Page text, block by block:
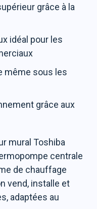
grâce à la
idéal pour les
même sous les
grâce aux
mural Toshiba
centrale
de chauffage
vend, installe et
adaptées au